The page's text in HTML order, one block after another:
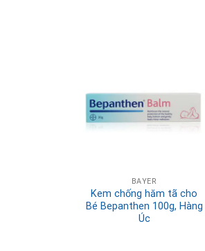
BAYER
Kem chống hăm tã cho
Bé Bepanthen 100g, Hàng
Úc